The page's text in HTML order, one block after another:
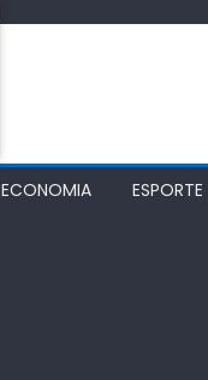
ECONOMIA ESPORTE